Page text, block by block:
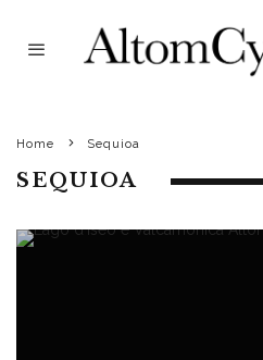
Home Sequioa
SEQUIOA